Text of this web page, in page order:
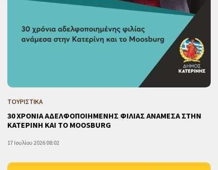
ΤΟΥΡΙΣΤΙΚΑ
30 ΧΡΟΝΙΑ ΑΔΕΛΦΟΠΟΙΗΜΕΝΗΣ ΦΙΛΙΑΣ ΑΝΑΜΕΣΑ ΣΤΗΝ
ΚΑΤΕΡΙΝΗ ΚΑΙ ΤΟ MOOSBURG
17 Ιουλίου 2026 08:02